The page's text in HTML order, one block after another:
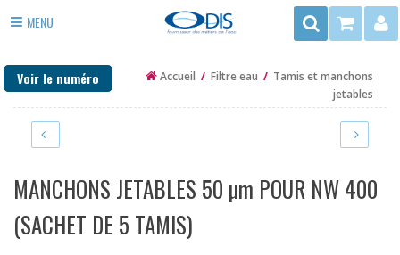
Trégor
35140
Voir le numéro
Rechercher
MENU
ADOUCISSEUR EAU
ANTI TARTRE
FILTRE EAU
DÉSINFECTION
EAU DE PUITS ET FORAGE
Accueil / Filtre eau / Tamis et manchons
jetables
MANCHONS JETABLES 50 µm POUR NW 400
(SACHET DE 5 TAMIS)